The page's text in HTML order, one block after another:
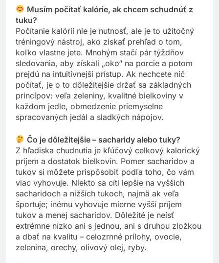
Musím počítať kalórie, ak chcem schudnúť z
tuku?
Počítanie kalórií nie je nutnosť, ale je to užitočný
tréningový nástroj, ako získať prehľad o tom,
koľko vlastne jete. Mnohým stačí pár týždňov
sledovania, aby získali „oko“ na porcie a potom
prejdú na intuitívnejší prístup. Ak nechcete nič
počítať, je o to dôležitejšie držať sa základných
princípov: veľa zeleniny, kvalitné bielkoviny v
každom jedle, obmedzenie priemyselne
spracovaných jedál a sladkých nápojov.
Čo je dôležitejšie – sacharidy alebo tuky?
Z hľadiska chudnutia je kľúčový celkový kalorický
príjem a dostatok bielkovín. Pomer sacharidov a
tukov si môžete prispôsobiť podľa toho, čo vám
viac vyhovuje. Niekto sa cíti lepšie na vyšších
sacharidoch a nižších tukoch, najmä ak veľa
športuje; inému vyhovuje mierne vyšší príjem
tukov a menej sacharidov. Dôležité je neísť
extrémne nízko ani s jednou, ani s druhou zložkou
a dbať na kvalitu – celozrnné prílohy, ovocie,
zelenina, orechy, olivový olej, ryby.